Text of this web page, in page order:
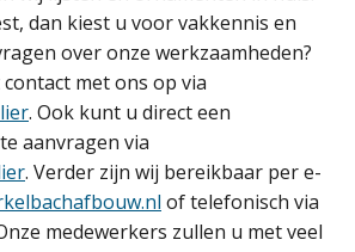
dan kiest u voor vakkennis en
over onze werkzaamheden?
met ons op via
. Ook kunt u direct een
aanvragen via
. Verder zijn wij bereikbaar per e-
of telefonisch via
medewerkers zullen u met veel